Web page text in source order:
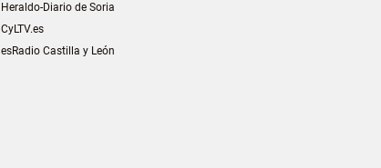
Heraldo-Diario de Soria
CyLTV.es
esRadio Castilla y León